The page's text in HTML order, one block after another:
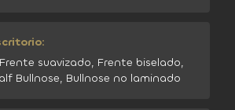
suavizado, Frente biselado,
Bullnose, Bullnose no laminado